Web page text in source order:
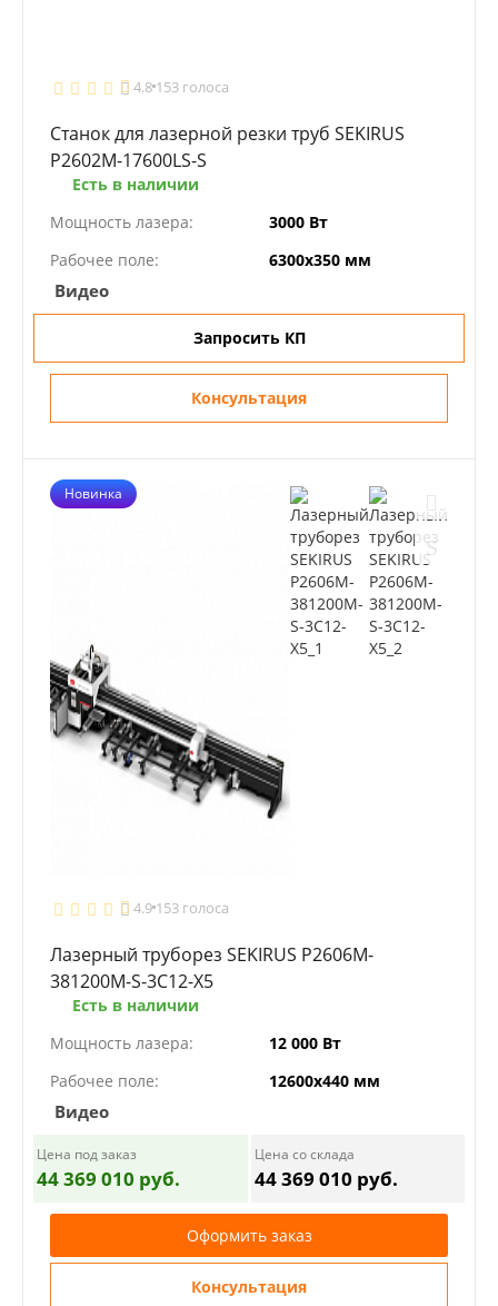
4.8 153 голоса
Станок для лазерной резки труб SEKIRUS
P2602M-17600LS-S
Есть в наличии
Мощность лазера:
3000 Вт
Рабочее поле:
6300х350 мм
Видео
Запросить КП
Консультация
Новинка
4.9 153 голоса
Лазерный труборез SEKIRUS P2606M-
381200M-S-3С12-Х5
Есть в наличии
Мощность лазера:
12 000 Вт
Рабочее поле:
12600х440 мм
Видео
Цена под заказ
44 369 010 руб.
Цена со склада
44 369 010 руб.
Оформить заказ
Консультация